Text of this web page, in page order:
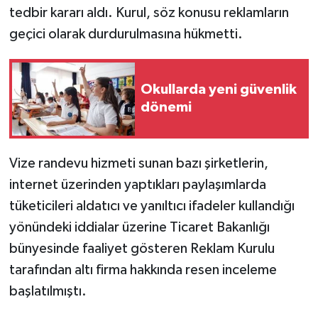
tedbir kararı aldı. Kurul, söz konusu reklamların
geçici olarak durdurulmasına hükmetti.
Okullarda yeni güvenlik
dönemi
Vize randevu hizmeti sunan bazı şirketlerin,
internet üzerinden yaptıkları paylaşımlarda
tüketicileri aldatıcı ve yanıltıcı ifadeler kullandığı
yönündeki iddialar üzerine Ticaret Bakanlığı
bünyesinde faaliyet gösteren Reklam Kurulu
tarafından altı firma hakkında resen inceleme
başlatılmıştı.